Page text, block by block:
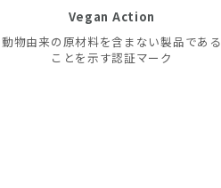
Vegan Action
動物由来の原材料を含まない製品である
ことを示す認証マーク